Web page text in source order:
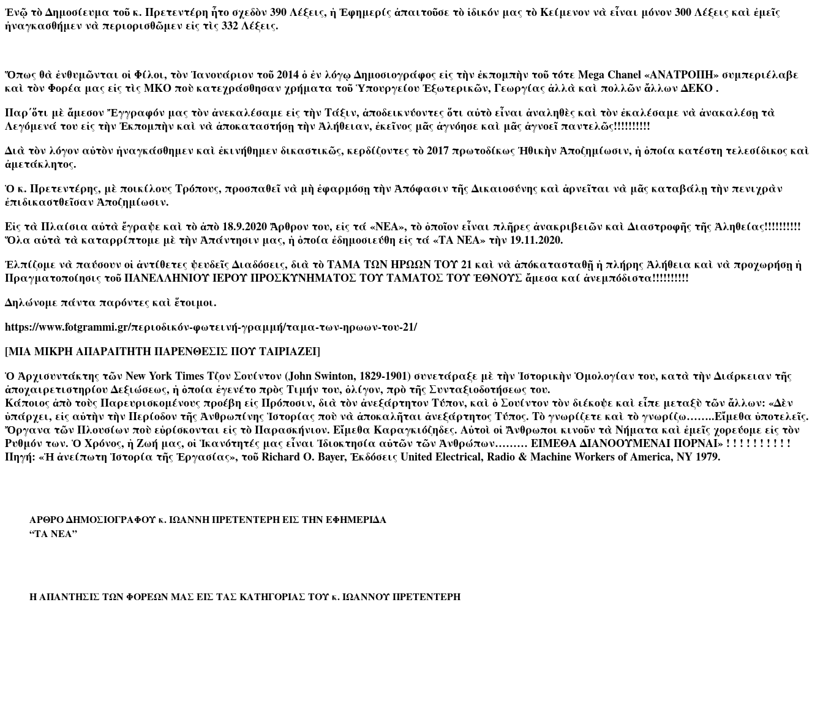
Ἐνῷ τὸ Δημοσίευμα τοῦ κ. Πρετεντέρη ἦτο σχεδὸν 390 Λέξεις, ἡ Ἐφημερίς ἀπαιτοῦσε τὸ ἰδικόν μας τὸ Κείμενον νὰ εἶναι μόνον 300 Λέξεις καὶ ἐμεῖς
ἠναγκασθήμεν νὰ περιορισθῶμεν εἰς τὶς 332 Λέξεις.
Ὅπως θὰ ἐνθυμῶνται οἱ Φίλοι, τὸν Ἰανουάριον τοῦ 2014 ὁ ἐν λόγῳ Δημοσιογράφος εἰς τὴν ἐκπομπὴν τοῦ τότε Mega Chanel «ΑΝΑΤΡΟΠΗ» συμπεριέλαβε
καὶ τὸν Φορέα μας εἰς τὶς ΜΚΟ ποὺ κατεχράσθησαν χρήματα τοῦ Ὑπουργείου Ἐξωτερικῶν, Γεωργίας ἀλλὰ καὶ πολλῶν ἄλλων ΔΕΚΟ .
Παρ΄ὅτι μὲ ἄμεσον Ἔγγραφόν μας τὸν ἀνεκαλέσαμε εἰς τὴν Τάξιν, ἀποδεικνύοντες ὅτι αὐτὸ εἶναι ἀναληθὲς καὶ τὸν ἐκαλέσαμε νὰ ἀνακαλέσῃ τὰ
Λεγόμενά του εἰς τὴν Ἐκπομπὴν καὶ νὰ ἀποκαταστήσῃ τὴν Ἀλήθειαν, ἐκεῖνος μᾶς ἀγνόησε καὶ μᾶς ἀγνοεῖ παντελῶς!!!!!!!!!!
Διὰ τὸν λόγον αὐτὸν ἠναγκάσθημεν καὶ ἐκινήθημεν δικαστικῶς, κερδίζοντες τὸ 2017 πρωτοδίκως Ἠθικὴν Ἀποζημίωσιν, ἡ ὁποία κατέστη τελεσίδικος καὶ
ἀμετάκλητος.
Ὁ κ. Πρετεντέρης, μὲ ποικίλους Τρόπους, προσπαθεῖ νὰ μὴ ἐφαρμόσῃ τὴν Ἀπόφασιν τῆς Δικαιοσύνης καὶ ἀρνεῖται νὰ μᾶς καταβάλῃ τὴν πενιχρὰν
ἐπιδικαστθεῖσαν Ἀποζημίωσιν.
Εἰς τὰ Πλαίσια αὐτὰ ἔγραψε καὶ τὸ ἀπὸ 18.9.2020 Ἄρθρον του, εἰς τά «ΝΕΑ», τὸ ὁποῖον εἶναι πλῆρες ἀνακριβειῶν καὶ Διαστροφῆς τῆς Ἀληθείας!!!!!!!!!!
Ὅλα αὐτὰ τὰ καταρρίπτομε μὲ τὴν Ἀπάντησιν μας, ἡ ὁποία ἐδημοσιεύθη εἰς τά «ΤΑ ΝΕΑ» τὴν 19.11.2020.
Ἐλπίζομε νὰ παύσουν οἱ ἀντίθετες ψευδεῖς Διαδόσεις, διὰ τὸ ΤΑΜΑ ΤΩΝ ΗΡΩΩΝ ΤΟΥ 21 καὶ νὰ ἀπόκατασταθῇ ἡ πλήρης Ἀλήθεια καὶ νὰ προχωρήσῃ ἡ
Πραγματοποίησις τοῦ ΠΑΝΕΛΛΗΝΙΟΥ ΙΕΡΟΥ ΠΡΟΣΚΥΝΗΜΑΤΟΣ ΤΟΥ ΤΑΜΑΤΟΣ ΤΟΥ ἘΘΝΟΥΣ ἄμεσα καί ἀνεμπόδιστα!!!!!!!!!!
Δηλώνομε πάντα παρόντες καὶ ἕτοιμοι.
https://www.fotgrammi.gr/περιοδικόν-φωτεινή-γραμμή/ταμα-των-ηρωων-του-21/
[ΜΙΑ ΜΙΚΡΗ ΑΠΑΡΑΙΤΗΤΗ ΠΑΡΕΝΘΕΣΙΣ ΠΟΥ ΤΑΙΡΙΑΖΕΙ]
Ὁ Ἀρχισυντάκτης τῶν New York Times Τζον Σουίντον (John Swinton, 1829-1901) συνετάραξε μὲ τὴν Ἱστορικὴν Ὁμολογίαν του, κατὰ τὴν Διάρκειαν τῆς
ἀποχαιρετιστηρίου Δεξιώσεως, ἡ ὁποία ἐγενέτο πρὸς Τιμήν του, ὀλίγον, πρὸ τῆς Συνταξιοδοτήσεως του.
Κάποιος ἀπὸ τοὺς Παρευρισκομένους προέβη εἰς Πρόποσιν, διὰ τὸν ἀνεξάρτητον Τύπον, καὶ ὁ Σουίντον τὸν διέκοψε καὶ εἶπε μεταξὺ τῶν ἄλλων: «Δὲν
ὑπάρχει, εἰς αὐτὴν τὴν Περίοδον τῆς Ἀνθρωπίνης Ἱστορίας ποὺ νὰ ἀποκαλῆται ἀνεξάρτητος Τύπος. Τὸ γνωρίζετε καὶ τὸ γνωρίζω……..Εἴμεθα ὑποτελεῖς.
Ὄργανα τῶν Πλουσίων ποὺ εὑρίσκονται εἰς τὸ Παρασκήνιον. Εἴμεθα Καραγκιόζηδες. Αὐτοὶ οἱ Ἄνθρωποι κινοῦν τὰ Νήματα καὶ ἐμεῖς χορεύομε εἰς τὸν
Ρυθμόν των. Ὁ Χρόνος, ἡ Ζωή μας, οἱ Ἱκανότητές μας εἶναι Ἰδιοκτησία αὐτῶν τῶν Ἀνθρώπων……… ΕΙΜΕΘΑ ΔΙΑΝΟΟΥΜΕΝΑΙ ΠΟΡΝΑΙ» ! ! ! ! ! ! ! ! ! !
Πηγή: «Ἡ ἀνείπωτη Ἱστορία τῆς Ἐργασίας», τοῦ Richard O. Bayer, Ἐκδόσεις United Electrical, Radio & Machine Workers of America, NY 1979.
ΑΡΘΡΟ ΔΗΜΟΣΙΟΓΡΑΦΟΥ κ. ΙΩΑΝΝΗ ΠΡΕΤΕΝΤΕΡΗ ΕΙΣ ΤΗΝ ΕΦΗΜΕΡΙΔΑ
“ΤΑ ΝΕΑ”
Η ΑΠΑΝΤΗΣΙΣ ΤΩΝ ΦΟΡΕΩΝ ΜΑΣ ΕΙΣ ΤΑΣ ΚΑΤΗΓΟΡΙΑΣ ΤΟΥ κ. ΙΩΑΝΝΟΥ ΠΡΕΤΕΝΤΕΡΗ